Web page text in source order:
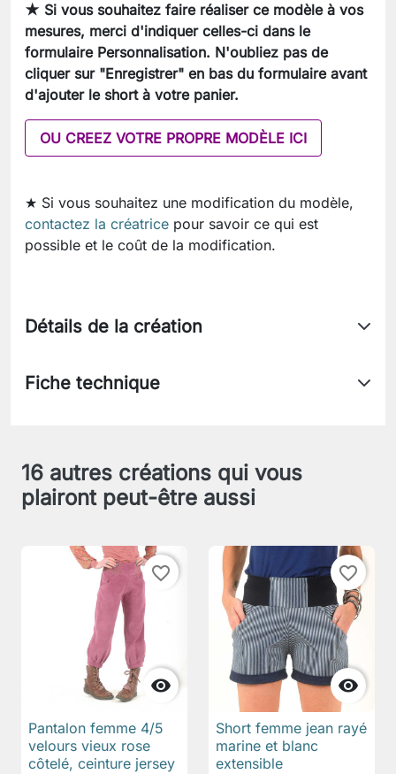
★ Si vous souhaitez faire réaliser ce modèle à vos
mesures, merci d'indiquer celles-ci dans le
formulaire Personnalisation. N'oubliez pas de
cliquer sur "Enregistrer" en bas du formulaire avant
d'ajouter le short à votre panier.
OU CREEZ VOTRE PROPRE MODÈLE ICI
★ Si vous souhaitez une modification du modèle,
contactez la créatrice pour savoir ce qui est
possible et le coût de la modification.
Détails de la création
Fiche technique
16 autres créations qui vous
plairont peut-être aussi

favorite_border
Pantalon femme 4/5
velours vieux rose
côtelé, ceinture jersey

favorite_border
Short femme jean rayé
marine et blanc
extensible